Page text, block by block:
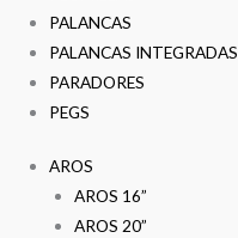
PALANCAS
PALANCAS INTEGRADAS
PARADORES
PEGS
AROS
AROS 16”
AROS 20”